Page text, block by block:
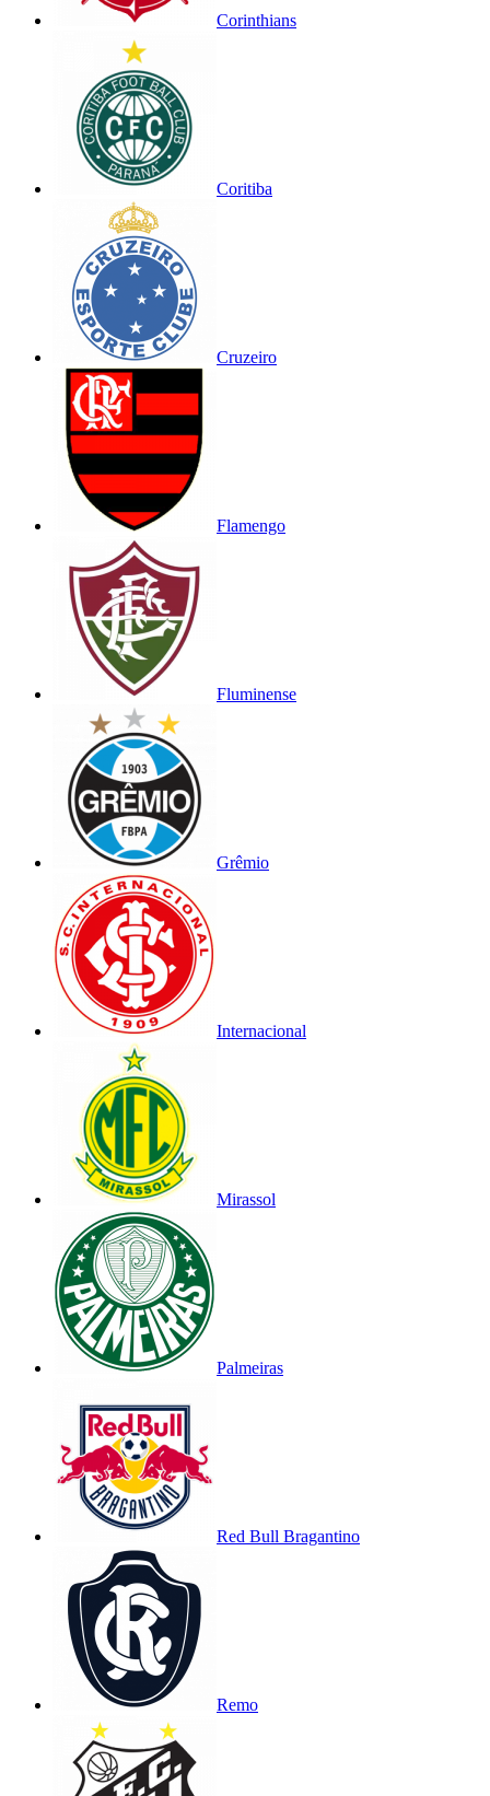
Corinthians
Coritiba
Cruzeiro
Flamengo
Fluminense
Grêmio
Internacional
Mirassol
Palmeiras
Red Bull Bragantino
Remo